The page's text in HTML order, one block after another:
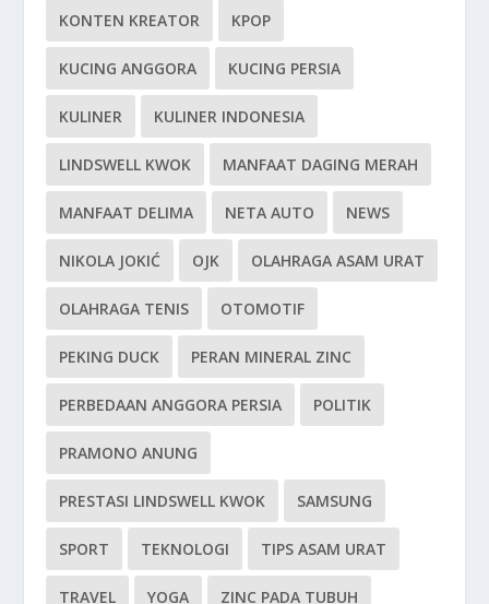
KONTEN KREATOR KPOP
KUCING ANGGORA KUCING PERSIA
KULINER KULINER INDONESIA
LINDSWELL KWOK MANFAAT DAGING MERAH
MANFAAT DELIMA NETA AUTO NEWS
NIKOLA JOKIĆ OJK OLAHRAGA ASAM URAT
OLAHRAGA TENIS OTOMOTIF
PEKING DUCK PERAN MINERAL ZINC
PERBEDAAN ANGGORA PERSIA POLITIK
PRAMONO ANUNG
PRESTASI LINDSWELL KWOK SAMSUNG
SPORT TEKNOLOGI TIPS ASAM URAT
TRAVEL YOGA ZINC PADA TUBUH